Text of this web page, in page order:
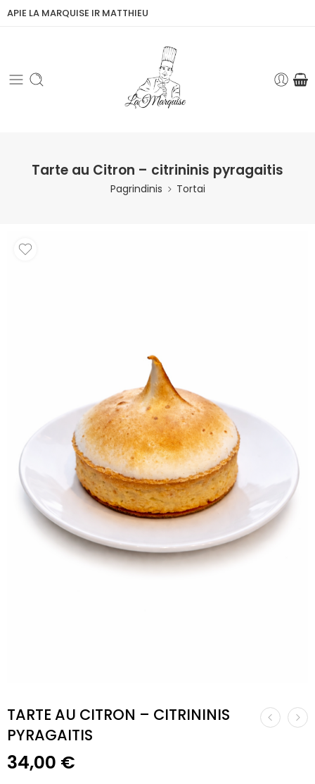
APIE LA MARQUISE IR MATTHIEU
Tarte au Citron – citrininis pyragaitis
Pagrindinis Tortai
TARTE AU CITRON – CITRININIS
PYRAGAITIS
34,00 €